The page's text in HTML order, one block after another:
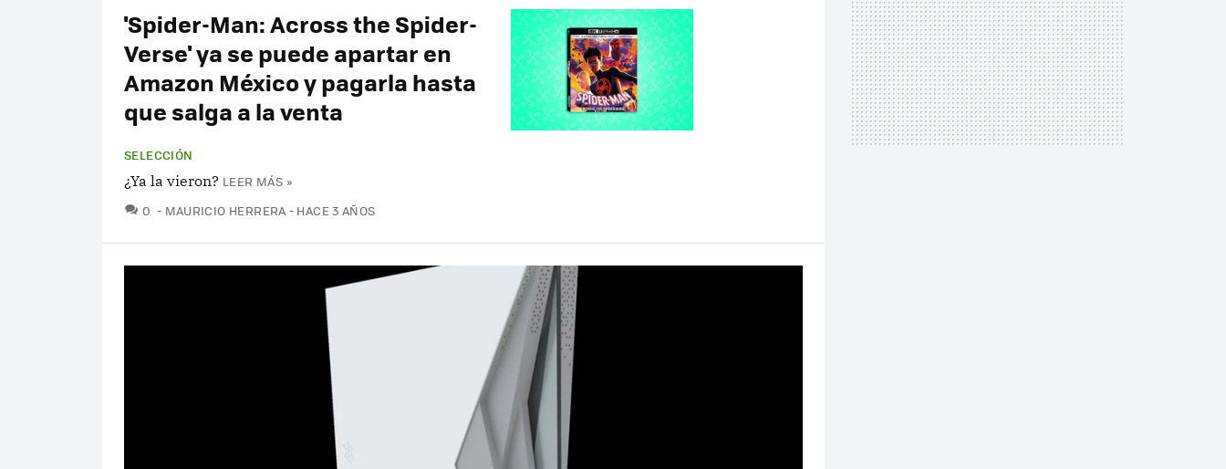
'Spider-Man: Across the Spider-
Verse' ya se puede apartar en
Amazon México y pagarla hasta
que salga a la venta
SELECCIÓN
¿Ya la vieron? LEER MÁS »
0 COMENTARIOS
MAURICIO HERRERA HACE 3 AÑOS